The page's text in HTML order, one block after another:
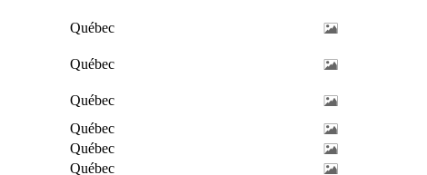
Québec
Québec
Québec
Québec
Québec
Québec